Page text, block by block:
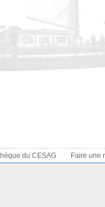
du CESAG Faire une